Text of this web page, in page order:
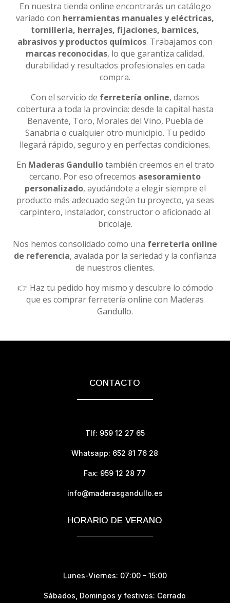
En nuestra tienda online encontrarás un catálogo
variado con herramientas manuales y eléctricas,
tornillería, herrajes, fijaciones, barnices,
abrasivos y productos químicos. Trabajamos con
marcas reconocidas, lo que garantiza calidad,
durabilidad y resultados profesionales en cada
compra.
Con el servicio de ferretería online, damos
cobertura a toda la provincia: desde la capital hasta
Benavente, Toro, Morales del Vino, Puebla de
Sanabria o cualquier otro municipio. Tu pedido
llegará rápido, seguro y en perfectas condiciones.
En Maderas Gandullotambién creemos en el trato
cercano. Por eso ofrecemos asesoramiento
personalizado, ayudándote a elegir siempre el
producto más adecuado según tu proyecto, ya seas
carpintero, instalador, constructor o aficionado al
bricolaje.
Nos hemos consolidado como una ferretería online
de referencia, avalada por la seriedad y la confianza
de nuestros clientes.
👉 Haz tu pedido hoy mismo y descubre lo cómodo
que es comprar ferretería online con Maderas
Gandullo.
CONTACTO
Tlf: 959 12 27 65
Whatsapp: 652 81 76 28
Fax: 959 12 28 77
info@maderasgandullo.es
HORARIO DE VERANO
Lunes-Viernes: 07:00 – 15:00
Sábados, Domingos y festivos: Cerrado